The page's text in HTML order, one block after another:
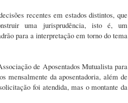
recentes em estados distintos, que
uma jurisprudência, isto é, um
para a interpretação em torno do tema
de Aposentados Mutualista para
mensalmente da aposentadoria, além de
foi atendida, mas o montante da